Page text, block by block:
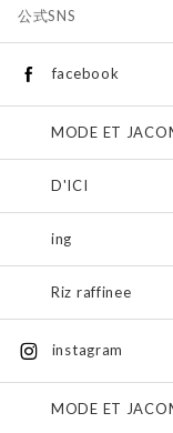
公式SNS
facebook
MODE ET
D'ICI
ing
Riz raffinee
instagram
MODE ET